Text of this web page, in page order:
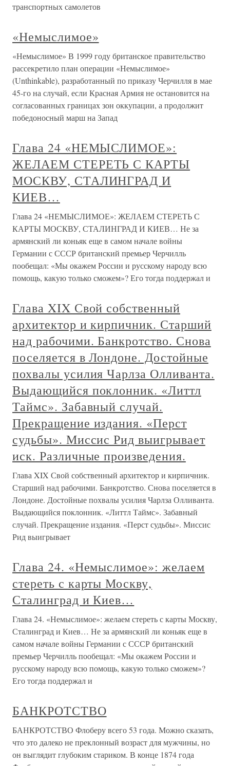
транспортных самолетов
«Немыслимое»
«Немыслимое» В 1999 году британское правительство
рассекретило план операции «Немыслимое»
(Unthinkable), разработанный по приказу Черчилля в мае
45-го на случай, если Красная Армия не остановится на
согласованных границах зон оккупации, а продолжит
победоносный марш на Запад
Глава 24 «НЕМЫСЛИМОЕ»:
ЖЕЛАЕМ СТЕРЕТЬ С КАРТЫ
МОСКВУ, СТАЛИНГРАД И
КИЕВ…
Глава 24 «НЕМЫСЛИМОЕ»: ЖЕЛАЕМ СТЕРЕТЬ С
КАРТЫ МОСКВУ, СТАЛИНГРАД И КИЕВ… Не за
армянский ли коньяк еще в самом начале войны
Германии с СССР британский премьер Черчилль
пообещал: «Мы окажем России и русскому народу всю
помощь, какую только сможем»? Его тогда поддержал и
Глава XIX Свой собственный
архитектор и кирпичник. Старший
над рабочими. Банкротство. Снова
поселяется в Лондоне. Достойные
похвалы усилия Чарлза Олливанта.
Выдающийся поклонник. «Литтл
Таймс». Забавный случай.
Прекращение издания. «Перст
судьбы». Миссис Рид выигрывает
иск. Различные произведения.
Глава XIX Свой собственный архитектор и кирпичник.
Старший над рабочими. Банкротство. Снова поселяется в
Лондоне. Достойные похвалы усилия Чарлза Олливанта.
Выдающийся поклонник. «Литтл Таймс». Забавный
случай. Прекращение издания. «Перст судьбы». Миссис
Рид выигрывает
Глава 24. «Немыслимое»: желаем
стереть с карты Москву,
Сталинград и Киев…
Глава 24. «Немыслимое»: желаем стереть с карты Москву,
Сталинград и Киев… Не за армянский ли коньяк еще в
самом начале войны Германии с СССР британский
премьер Черчилль пообещал: «Мы окажем России и
русскому народу всю помощь, какую только сможем»?
Его тогда поддержал и
БАНКРОТСТВО
БАНКРОТСТВО Флоберу всего 53 года. Можно сказать,
что это далеко не преклонный возраст для мужчины, но
он выглядит глубоким стариком. В конце 1874 года